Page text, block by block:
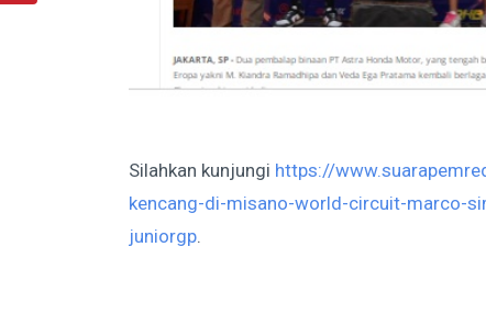
Silahkan kunjungi https://
kencang-di-misano-world-circuit-marco-
juniorgp.